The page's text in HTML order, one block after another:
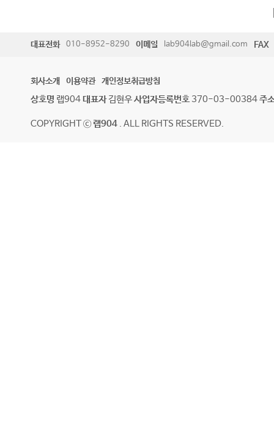
대표전화 010-8952-8290 이메일 lab904lab@gmail.com FAX
회사소개 이용약관 개인정보취급방침
상호명 랩904 대표자김현우사업자등록번호 370-03-00384주
COPYRIGHT ⓒ랩904 . ALL RIGHTS RESERVED.